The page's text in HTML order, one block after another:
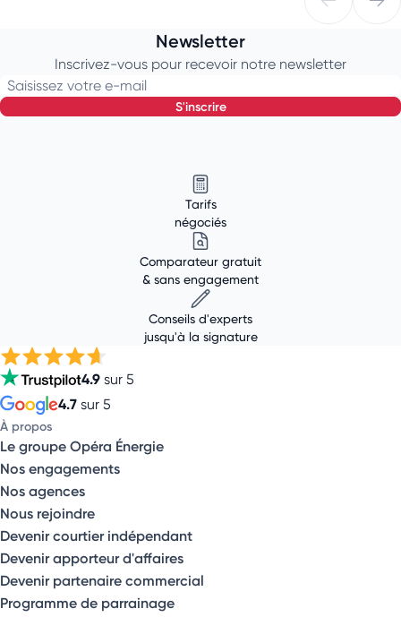
Newsletter
Inscrivez-vous pour recevoir notre newsletter
Saisissez votre e-mail
s'inscrire
Tarifs
négociés
Comparateur gratuit
& sans engagement
Conseils d'experts
jusqu'à la signature
4.9 sur 5
4.7 sur 5
À propos
Le groupe Opéra Énergie
Nos engagements
Nos agences
Nous rejoindre
Devenir courtier indépendant
Devenir apporteur d'affaires
Devenir partenaire commercial
Programme de parrainage